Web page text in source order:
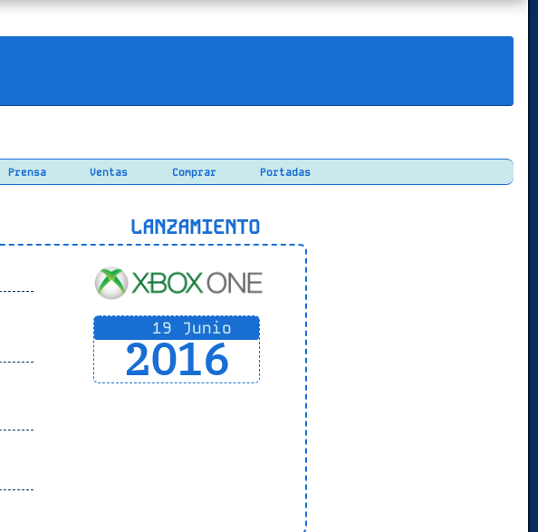
Prensa Ventas Comprar Portadas
LANZAMIENTO
19 Junio
2016